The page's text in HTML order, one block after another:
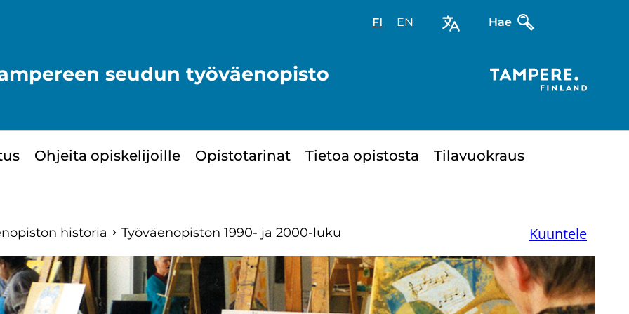
FIValitse
ENSelect
Hae
seudun työväenopisto
Oh­jei­ta opis­ke­li­joil­le Opis­to­ta­ri­nat Tie­toa opis­tos­ta
Ti­la­vuo­kraus
his­to­ria Työ­väen­opis­ton 1990- ja 2000-luku Kuuntele